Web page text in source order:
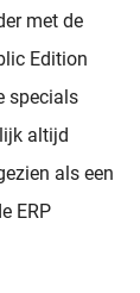
met de
Edition
specials
altijd
als een
ERP